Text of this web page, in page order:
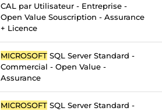
CAL par Utilisateur - Entreprise -
Open Value Souscription - Assurance
+ Licence
MICROSOFT SQL Server Standard -
Commercial - Open Value -
Assurance
MICROSOFT SQL Server Standard -